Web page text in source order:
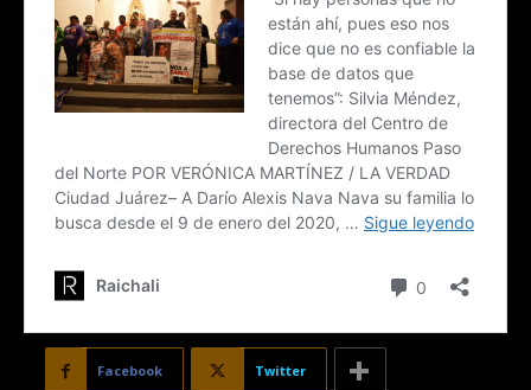
Facebook Twitter